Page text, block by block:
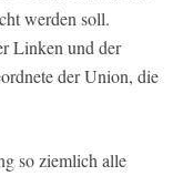
werden soll.
Linken und der
der Union, die
so ziemlich alle